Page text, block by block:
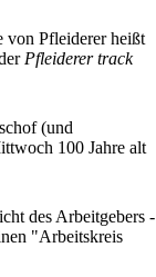
von Pfleiderer heißt
Pfleiderer track
(und
100 Jahre alt
des Arbeitgebers -
"Arbeitskreis